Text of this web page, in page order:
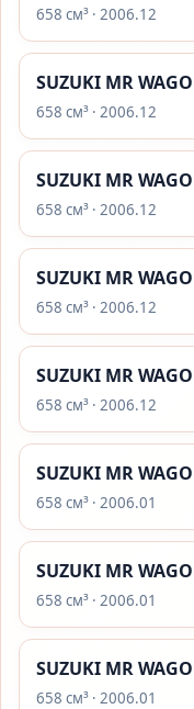
658 см³ · 2006.12
SUZUKI MR
658 см³ · 2006.12
SUZUKI MR
658 см³ · 2006.12
SUZUKI MR
658 см³ · 2006.12
SUZUKI MR
658 см³ · 2006.12
SUZUKI MR
658 см³ · 2006.01
SUZUKI MR
658 см³ · 2006.01
SUZUKI MR
658 см³ · 2006.01